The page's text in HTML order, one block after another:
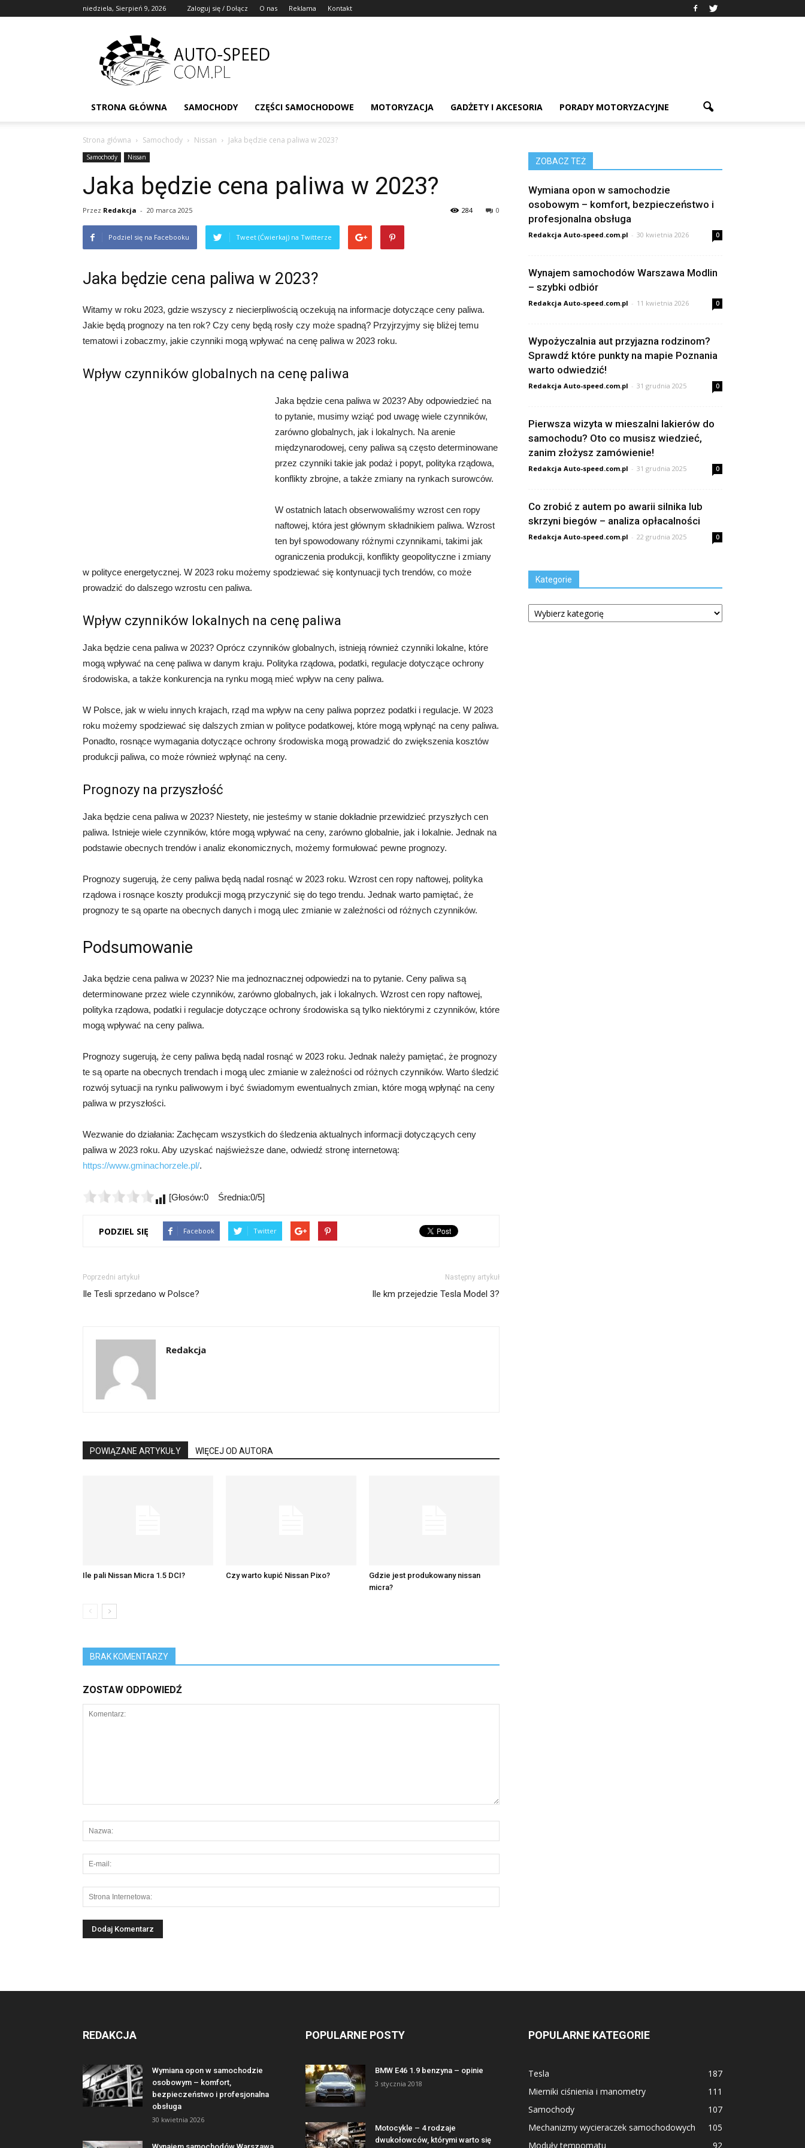
niedziela, Sierpień 9, 2026 Zaloguj się / Dołącz O nas Reklama Kontakt
STRONA GŁÓWNA SAMOCHODY CZĘŚCI SAMOCHODOWE MOTORYZACJA GADŻETY I AKCESORIA PORADY MOTORYZACYJNE
Strona główna Samochody Nissan Jaka będzie cena paliwa w 2023?
Samochody Nissan
Jaka będzie cena paliwa w 2023?
Przez Redakcja - 20 marca 2025 0
284
Podziel się na Facebooku Tweet (Ćwierkaj) na Twitterze
Jaka będzie cena paliwa w 2023?
Witamy w roku 2023, gdzie wszyscy z niecierpliwością oczekują na informacje dotyczące ceny paliwa.
Jakie będą prognozy na ten rok? Czy ceny będą rosły czy może spadną? Przyjrzyjmy się bliżej temu
tematowi i zobaczmy, jakie czynniki mogą wpływać na cenę paliwa w 2023 roku.
Wpływ czynników globalnych na cenę paliwa
Jaka będzie cena paliwa w 2023? Aby odpowiedzieć na
to pytanie, musimy wziąć pod uwagę wiele czynników,
zarówno globalnych, jak i lokalnych. Na arenie
międzynarodowej, ceny paliwa są często determinowane
przez czynniki takie jak podaż i popyt, polityka rządowa,
konflikty zbrojne, a także zmiany na rynkach surowców.
W ostatnich latach obserwowaliśmy wzrost cen ropy
naftowej, która jest głównym składnikiem paliwa. Wzrost
ten był spowodowany różnymi czynnikami, takimi jak
ograniczenia produkcji, konflikty geopolityczne i zmiany
w polityce energetycznej. W 2023 roku możemy spodziewać się kontynuacji tych trendów, co może
prowadzić do dalszego wzrostu cen paliwa.
Wpływ czynników lokalnych na cenę paliwa
Jaka będzie cena paliwa w 2023? Oprócz czynników globalnych, istnieją również czynniki lokalne, które
mogą wpływać na cenę paliwa w danym kraju. Polityka rządowa, podatki, regulacje dotyczące ochrony
środowiska, a także konkurencja na rynku mogą mieć wpływ na ceny paliwa.
W Polsce, jak w wielu innych krajach, rząd ma wpływ na ceny paliwa poprzez podatki i regulacje. W 2023
roku możemy spodziewać się dalszych zmian w polityce podatkowej, które mogą wpłynąć na ceny paliwa.
Ponadto, rosnące wymagania dotyczące ochrony środowiska mogą prowadzić do zwiększenia kosztów
produkcji paliwa, co może również wpłynąć na ceny.
Prognozy na przyszłość
Jaka będzie cena paliwa w 2023? Niestety, nie jesteśmy w stanie dokładnie przewidzieć przyszłych cen
paliwa. Istnieje wiele czynników, które mogą wpływać na ceny, zarówno globalnie, jak i lokalnie. Jednak na
podstawie obecnych trendów i analiz ekonomicznych, możemy formułować pewne prognozy.
Prognozy sugerują, że ceny paliwa będą nadal rosnąć w 2023 roku. Wzrost cen ropy naftowej, polityka
rządowa i rosnące koszty produkcji mogą przyczynić się do tego trendu. Jednak warto pamiętać, że
prognozy te są oparte na obecnych danych i mogą ulec zmianie w zależności od różnych czynników.
Podsumowanie
Jaka będzie cena paliwa w 2023? Nie ma jednoznacznej odpowiedzi na to pytanie. Ceny paliwa są
determinowane przez wiele czynników, zarówno globalnych, jak i lokalnych. Wzrost cen ropy naftowej,
polityka rządowa, podatki i regulacje dotyczące ochrony środowiska są tylko niektórymi z czynników, które
mogą wpływać na ceny paliwa.
Prognozy sugerują, że ceny paliwa będą nadal rosnąć w 2023 roku. Jednak należy pamiętać, że prognozy
te są oparte na obecnych trendach i mogą ulec zmianie w zależności od różnych czynników. Warto śledzić
rozwój sytuacji na rynku paliwowym i być świadomym ewentualnych zmian, które mogą wpłynąć na ceny
paliwa w przyszłości.
Wezwanie do działania: Zachęcam wszystkich do śledzenia aktualnych informacji dotyczących ceny
paliwa w 2023 roku. Aby uzyskać najświeższe dane, odwiedź stronę internetową:
https://www.gminachorzele.pl/.
[Głosów:0 Średnia:0/5]
PODZIEL SIĘ Facebook Twitter
Poprzedni artykuł
Ile Tesli sprzedano w Polsce?
Następny artykuł
Ile km przejedzie Tesla Model 3?
Redakcja
POWIĄZANE ARTYKUŁY WIĘCEJ OD AUTORA
Ile pali Nissan Micra 1.5 DCI? Czy warto kupić Nissan Pixo?
Gdzie jest produkowany nissan
micra?
BRAK KOMENTARZY
ZOSTAW ODPOWIEDŹ
ZOBACZ TEŻ
Wymiana opon w samochodzie
osobowym – komfort, bezpieczeństwo i
profesjonalna obsługa
Redakcja Auto-speed.com.pl - 30 kwietnia 2026 0
Wynajem samochodów Warszawa Modlin
– szybki odbiór
Redakcja Auto-speed.com.pl - 11 kwietnia 2026 0
Wypożyczalnia aut przyjazna rodzinom?
Sprawdź które punkty na mapie Poznania
warto odwiedzić!
Redakcja Auto-speed.com.pl - 31 grudnia 2025 0
Pierwsza wizyta w mieszalni lakierów do
samochodu? Oto co musisz wiedzieć,
zanim złożysz zamówienie!
Redakcja Auto-speed.com.pl - 31 grudnia 2025 0
Co zrobić z autem po awarii silnika lub
skrzyni biegów – analiza opłacalności
Redakcja Auto-speed.com.pl - 22 grudnia 2025 0
Kategorie
Kategorie
REDAKCJA
Wymiana opon w samochodzie
osobowym – komfort,
bezpieczeństwo i profesjonalna
obsługa
30 kwietnia 2026
POPULARNE POSTY
BMW E46 1.9 benzyna – opinie
3 stycznia 2018
Motocykle – 4 rodzaje
dwukołowców, którymi warto się
POPULARNE KATEGORIE
Tesla
187
Mierniki ciśnienia i manometry
111
Samochody
107
Mechanizmy wycieraczek samochodowych
105
Moduły tempomatu
92